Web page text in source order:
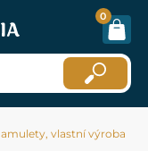
0
vlastní výroba